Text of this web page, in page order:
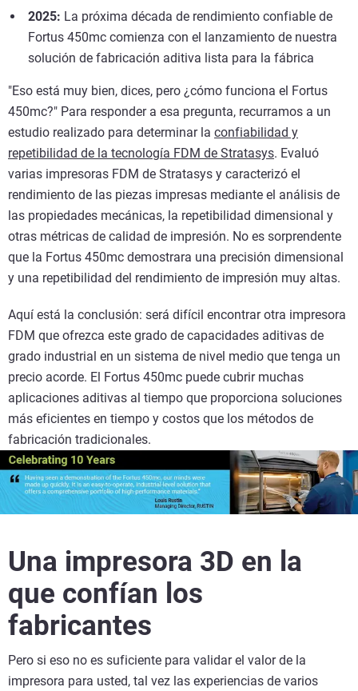
2025: La próxima década de rendimiento confiable de
Fortus 450mc comienza con el lanzamiento de nuestra
solución de fabricación aditiva lista para la fábrica
"Eso está muy bien, dices, pero ¿cómo funciona el Fortus
450mc?" Para responder a esa pregunta, recurramos a un
estudio realizado para determinar la confiabilidad y
repetibilidad de la tecnología FDM de Stratasys. Evaluó
varias impresoras FDM de Stratasys y caracterizó el
rendimiento de las piezas impresas mediante el análisis de
las propiedades mecánicas, la repetibilidad dimensional y
otras métricas de calidad de impresión. No es sorprendente
que la Fortus 450mc demostrara una precisión dimensional
y una repetibilidad del rendimiento de impresión muy altas.
Aquí está la conclusión: será difícil encontrar otra impresora
FDM que ofrezca este grado de capacidades aditivas de
grado industrial en un sistema de nivel medio que tenga un
precio acorde. El Fortus 450mc puede cubrir muchas
aplicaciones aditivas al tiempo que proporciona soluciones
más eficientes en tiempo y costos que los métodos de
fabricación tradicionales.
Una impresora 3D en la
que confían los
fabricantes
Pero si eso no es suficiente para validar el valor de la
impresora para usted, tal vez las experiencias de varios